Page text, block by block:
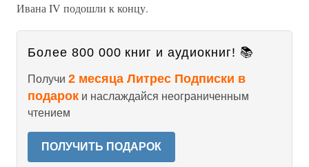
Ивана IV подошли к концу.
Более 800 000 книг и аудиокниг! 📚
Получи 2 месяца Литрес Подписки в
подарок и наслаждайся неограниченным
чтением
ПОЛУЧИТЬ ПОДАРОК